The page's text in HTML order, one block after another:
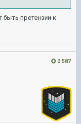
быть претензии к
2 587